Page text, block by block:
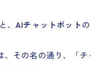
AIチャットボット
、その名の通り、「チ